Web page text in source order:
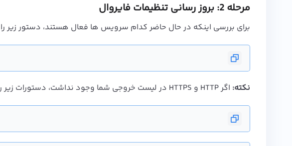
مرحله 2: بروز رسانیتنظیمات فایروال
برای بررسی اینکه در حال حاضر کدام سرویس ها فعال هستند، دستور زیر را
نکته: اگر HTTP و HTTPS در لیست خروجی شما وجود نداشت، دستورات زیر را برای فعال سازی آنها اجرا کنید: